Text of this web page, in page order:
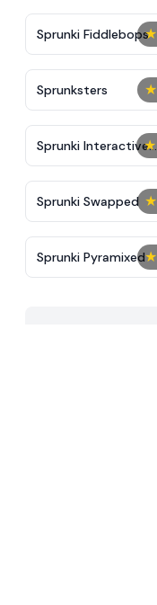
★
Sprunki Fiddlebops
★
Sprunksters
★
Sprunki Interactive
Tunner
★
Sprunki Swapped
★
Sprunki Pyramixed